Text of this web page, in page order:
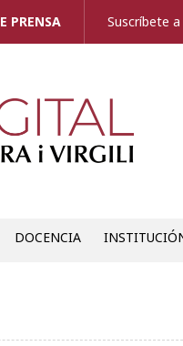
PRENSA Suscríbete
DOCENCIA